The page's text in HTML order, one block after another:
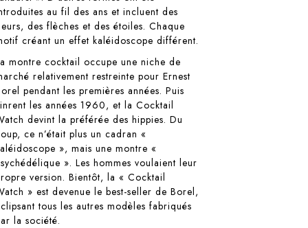
au fil des ans et incluent des
des flèches et des étoiles. Chaque
créant un effet kaléidoscope différent.
montre cocktail occupe une niche de
relativement restreinte pour Ernest
pendant les premières années. Puis
les années 1960, et la Cocktail
devint la préférée des hippies. Du
ce n’était plus un cadran «
», mais une montre «
». Les hommes voulaient leur
version. Bientôt, la « Cocktail
» est devenue le best-seller de Borel,
tous les autres modèles fabriqués
la société.